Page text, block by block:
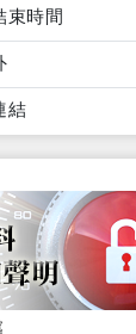
束時間
結